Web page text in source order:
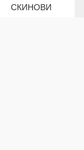
СКИНОВИ